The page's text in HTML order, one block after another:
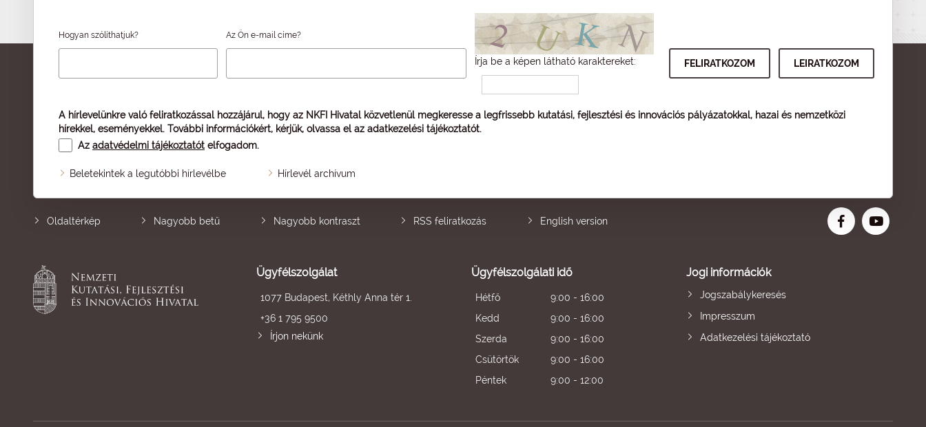
Hogyan szólíthatjuk? Az Ön e-mail címe?
Írja be a képen látható karaktereket:
A hírlevelünkre való feliratkozással hozzájárul, hogy az NKFI Hivatal közvetlenül megkeresse a legfrissebb kutatási, fejlesztési és innovációs pályázatokkal, hazai és nemzetközi
hírekkel, eseményekkel. További információkért, kérjük, olvassa el az adatkezelési tájékoztatót.
Az adatvédelmi tájékoztatót elfogadom.
Beletekintek a legutóbbi hírlevélbe Hírlevél archívum
Oldaltérkép Nagyobb betű Nagyobb kontraszt RSS feliratkozás English version
Ügyfélszolgálat
1077 Budapest, Kéthly Anna tér 1.
+36 1 795 9500
Írjon nekünk
Ügyfélszolgálati idő
Hétfő
9:00 - 16:00
Kedd
9:00 - 16:00
Szerda
9:00 - 16:00
Csütörtök
9:00 - 16:00
Péntek
9:00 - 12:00
Jogi információk
Jogszabálykeresés
Impresszum
Adatkezelési tájékoztató